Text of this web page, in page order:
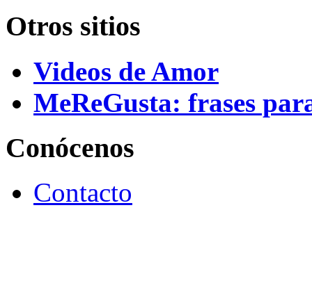
Otros sitios
Videos de Amor
MeReGusta: frases
Conócenos
Contacto